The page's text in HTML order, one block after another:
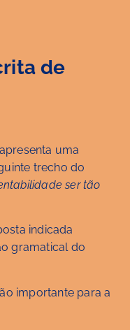
de
uma
trecho do
ser tão
indicada
gramatical do
importante para a